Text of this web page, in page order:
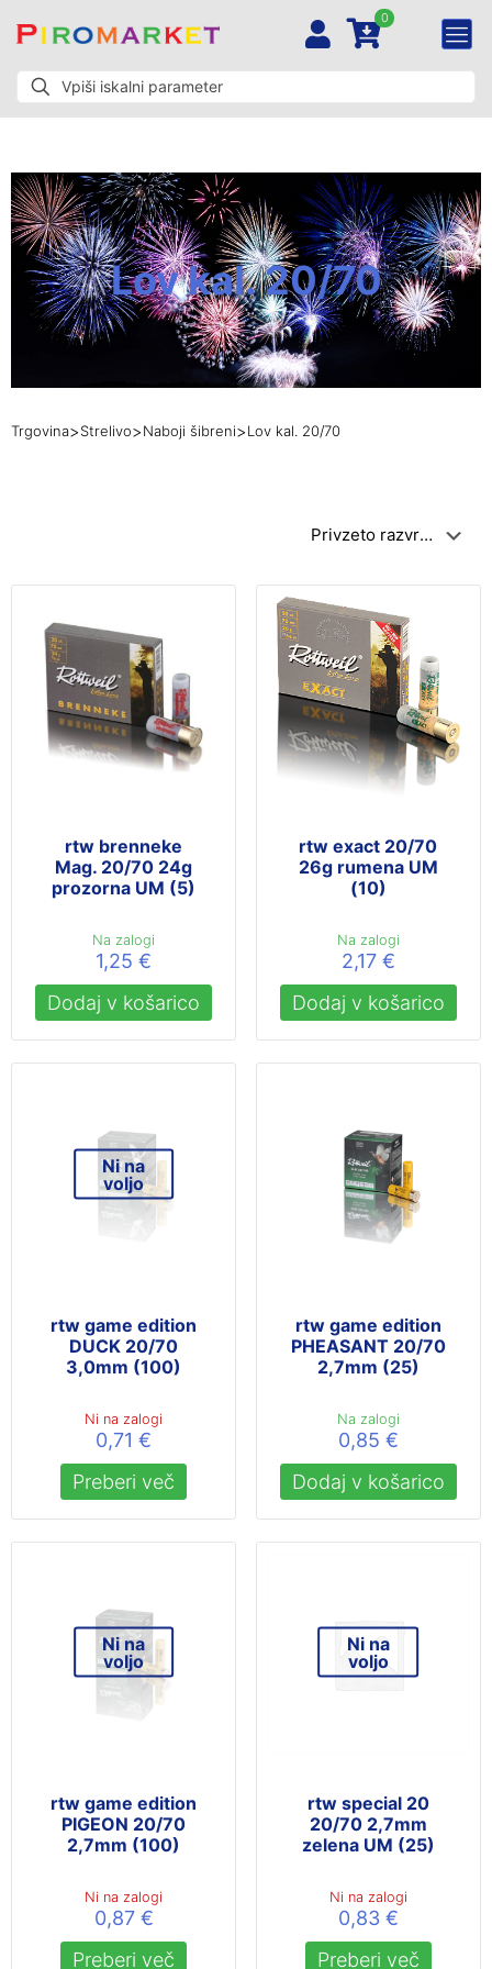
0
Lov kal. 20/70
Trgovina>Strelivo>Naboji šibreni>Lov kal. 20/70
rtw brenneke
Mag. 20/70 24g
prozorna UM (5)
Na zalogi
1,25€
Dodaj v košarico
rtw exact 20/70
26g rumena UM
(10)
Na zalogi
2,17 €
Dodaj v košarico
Ni na
voljo
rtw game edition
DUCK 20/70
3,0mm (100)
Ni na zalogi
0,71€
Preberi več
rtw game edition
PHEASANT 20/70
2,7mm (25)
Na zalogi
0,85 €
Dodaj v košarico
Ni na
voljo
rtw game edition
PIGEON 20/70
2,7mm (100)
Ni na zalogi
0,87 €
Preberi več
Ni na
voljo
rtw special 20
20/70 2,7mm
zelena UM (25)
Ni na zalogi
0,83 €
Preberi več